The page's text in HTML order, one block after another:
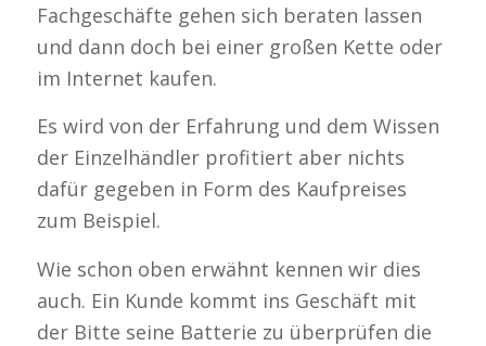
Fachgeschäfte gehen sich beraten lassen
und dann doch bei einer großen Kette oder
im Internet kaufen.
Es wird von der Erfahrung und dem Wissen
der Einzelhändler profitiert aber nichts
dafür gegeben in Form des Kaufpreises
zum Beispiel.
Wie schon oben erwähnt kennen wir dies
auch. Ein Kunde kommt ins Geschäft mit
der Bitte seine Batterie zu überprüfen die